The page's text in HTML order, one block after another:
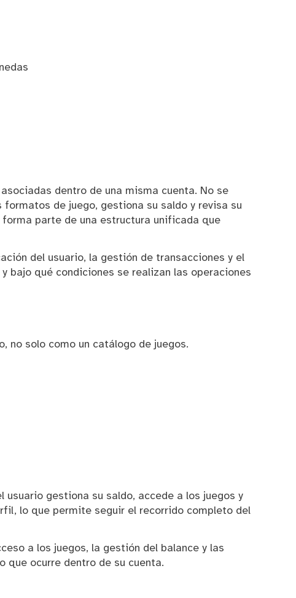
dentro de una misma cuenta. No se
de juego, gestiona su saldo y revisa su
parte de una estructura unificada que
del usuario, la gestión de transacciones y el
bajo qué condiciones se realizan las operaciones
no solo como un catálogo de juegos.
gestiona su saldo, accede a los juegos y
lo que permite seguir el recorrido completo del
a los juegos, la gestión del balance y las
que ocurre dentro de su cuenta.